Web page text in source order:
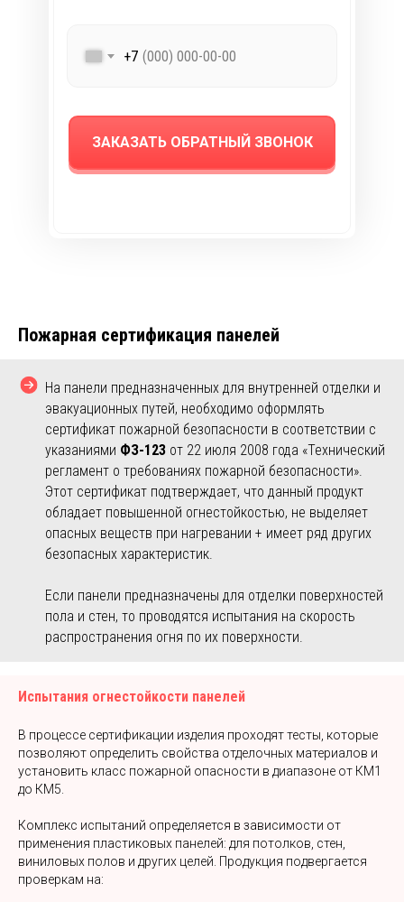
ЗАКАЗАТЬ ОБРАТНЫЙ ЗВОНОК
+7
Пожарная сертификация панелей
На панели предназначенных для внутренней отделки и
эвакуационных путей, необходимо оформлять
сертификат пожарной безопасности в соответствии с
указаниями ФЗ-123 от 22 июля 2008 года «Технический
регламент о требованиях пожарной безопасности».
Этот сертификат подтверждает, что данный продукт
обладает повышенной огнестойкостью, не выделяет
опасных веществ при нагревании + имеет ряд других
безопасных характеристик.
Если панели предназначены для отделки поверхностей
пола и стен, то проводятся испытания на скорость
распространения огня по их поверхности.
Испытания огнестойкости панелей
В процессе сертификации изделия проходят тесты, которые
позволяют определить свойства отделочных материалов и
установить класс пожарной опасности в диапазоне от КМ1
до КМ5.
Комплекс испытаний определяется в зависимости от
применения пластиковых панелей: для потолков, стен,
виниловых полов и других целей. Продукция подвергается
проверкам на: